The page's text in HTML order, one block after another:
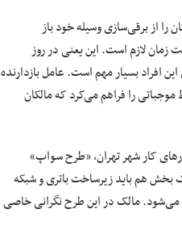
را از برقی‌سازی وسیله خود باز
لازم است. این یعنی در روز
این افراد بسیار مهم است. عامل بازدارنده
را فراهم می‌کرد که مالکان
کار شهر تهران، «طرح سواپ»
بخش هم باید زیرساخت باتری و شبکه
می‌شود. مالک در این طرح نگرانی خاصی